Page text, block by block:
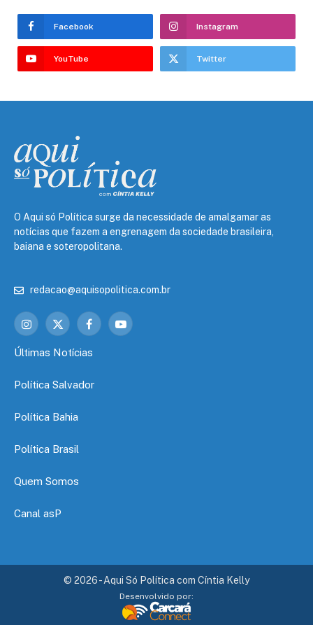
Facebook Instagram
YouTube Twitter
O Aqui só Política surge da necessidade de amalgamar as
notícias que fazem a engrenagem da sociedade brasileira,
baiana e soteropolitana.
redacao@aquisopolitica.com.br
Instagram
X
FacebookYouTube
Últimas Notícias
Política Salvador
Política Bahia
Política Brasil
Quem Somos
Canal asP
© 2026 - Aqui Só Política com Cíntia Kelly
Desenvolvido por: